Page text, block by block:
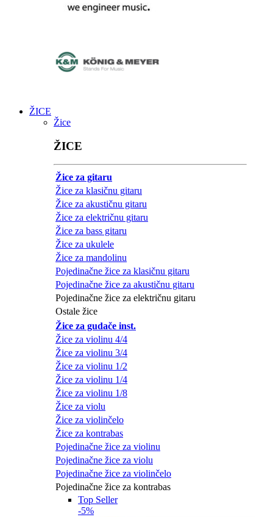
ŽICE
Žice
ŽICE
Žice za gitaru
Žice za klasičnu gitaru
Žice za akustičnu gitaru
Žice za električnu gitaru
Žice za bass gitaru
Žice za ukulele
Žice za mandolinu
Pojedinačne žice za klasičnu gitaru
Pojedinačne žice za akustičnu gitaru
Pojedinačne žice za električnu gitaru
Ostale žice
Žice za gudače inst.
Žice za violinu 4/4
Žice za violinu 3/4
Žice za violinu 1/2
Žice za violinu 1/4
Žice za violinu 1/8
Žice za violu
Žice za violinčelo
Žice za kontrabas
Pojedinačne žice za violinu
Pojedinačne žice za violu
Pojedinačne žice za violinčelo
Pojedinačne žice za kontrabas
Top Seller
-5%